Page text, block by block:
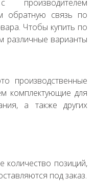
обратную связь по
Чтобы купить по
различные варианты
производственные
комплектующие для
а также других
количество позиций,
под заказ.